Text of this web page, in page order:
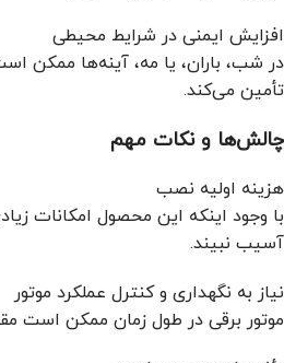
افزایش ایمنی در شرایط محیطی
در شب، باران، یا مه، آینه‌ها ممکن
تأمین می‌کند.
چالش‌ها و نکات مهم
هزینه اولیه نصب
با وجود اینکه این محصول امکانات
آسیب نبیند.
نیاز به نگهداری و کنترل عملکرد موتور
موتور برقی در طول زمان ممکن است